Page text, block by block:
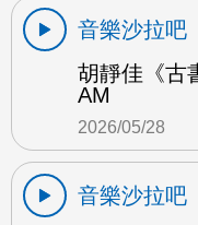
音樂沙拉吧
胡靜佳《古
AM
2026/05/28
音樂沙拉吧